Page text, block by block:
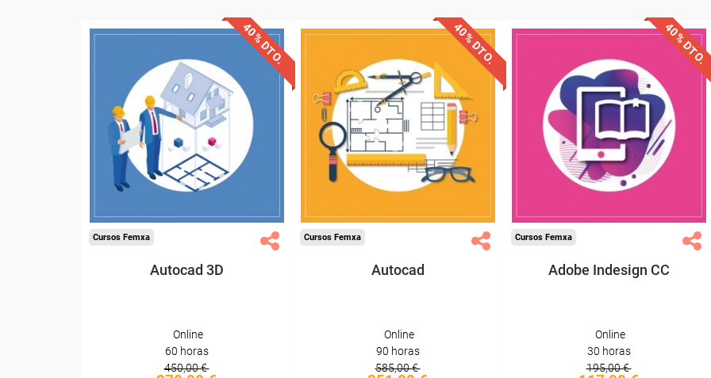
40% DTO.
Descuentos especiales
Sin requisitos de acceso
Diploma
Compra segura
Cursos Femxa
Autocad 3D
Online
60 horas
450,00 €
40% DTO.
Descuentos especiales
Sin requisitos de acceso
Diploma
Compra segura
Cursos Femxa
Autocad
Online
90 horas
585,00 €
40% DTO.
Descuentos especiales
Sin requisitos de acceso
Diploma
Compra segura
Cursos Femxa
Adobe Indesign CC
Online
30 horas
195,00 €